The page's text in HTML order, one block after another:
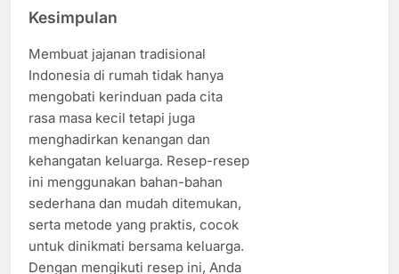
Kesimpulan
Membuat jajanan tradisional
Indonesia di rumah tidak hanya
mengobati kerinduan pada cita
rasa masa kecil tetapi juga
menghadirkan kenangan dan
kehangatan keluarga. Resep-resep
ini menggunakan bahan-bahan
sederhana dan mudah ditemukan,
serta metode yang praktis, cocok
untuk dinikmati bersama keluarga.
Dengan mengikuti resep ini, Anda